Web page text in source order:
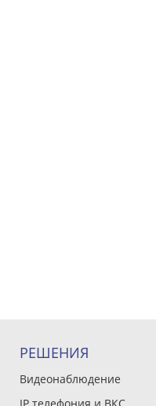
РЕШЕНИЯ
Видеонаблюдение